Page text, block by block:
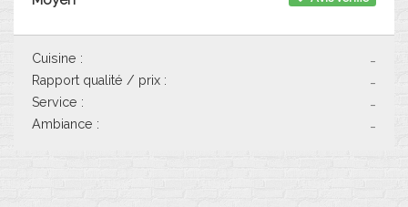
-
Cuisine :
-
Rapport qualité / prix :
-
Service :
-
Ambiance :